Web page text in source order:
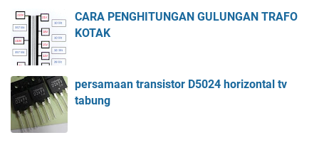
CARA PENGHITUNGAN GULUNGAN TRAFO
KOTAK
persamaan transistor D5024 horizontal tv
tabung